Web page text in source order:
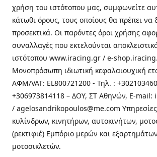
χρήση του ιστότοπου μας, συμφωνείτε
κάτωθι όρους, τους οποίους θα πρέπει να
προσεκτικά. Οι παρόντες όροι χρήσης
συναλλαγές που εκτελούνται
ιστότοπου www.iracing.gr / e-
Μονοπρόσωπη ιδιωτική κεφαλαιουχική
ΑΦΜ/VAT: EL800721200 - Τηλ. :
+306973814118 – ΔΟΥ, ΣΤ Αθηνών, E-
/ agelosandrikopoulos@me.com
κυλίνδρων, κινητήρων, αυτοκινήτων,
(ρεκτιφιέ) Εμπόριο μερών και
μοτοσικλετών.